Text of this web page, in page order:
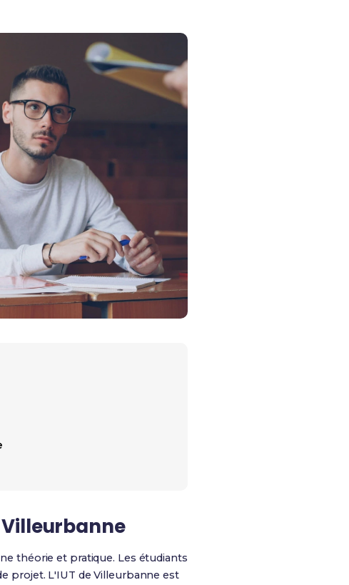
Villeurbanne
théorie et pratique. Les étudiants
projet. L'IUT de Villeurbanne est